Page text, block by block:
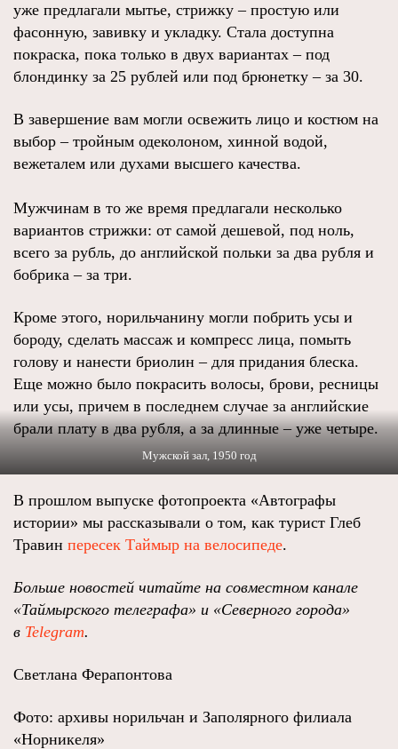
уже предлагали мытье, стрижку – простую или
фасонную, завивку и укладку. Стала доступна
покраска, пока только в двух вариантах – под
блондинку за 25 рублей или под брюнетку – за 30.
В завершение вам могли освежить лицо и костюм на
выбор – тройным одеколоном, хинной водой,
вежеталем или духами высшего качества.
Мужчинам в то же время предлагали несколько
вариантов стрижки: от самой дешевой, под ноль,
всего за рубль, до английской польки за два рубля и
бобрика – за три.
Кроме этого, норильчанину могли побрить усы и
бороду, сделать массаж и компресс лица, помыть
голову и нанести бриолин – для придания блеска.
Еще можно было покрасить волосы, брови, ресницы
или усы, причем в последнем случае за английские
брали плату в два рубля, а за длинные – уже четыре.
Мужской зал, 1950 год
В прошлом выпуске фотопроекта «Автографы
истории» мы рассказывали о том, как турист Глеб
Травин пересек Таймыр на велосипеде.
Больше новостей читайте на совместном канале
«Таймырского телеграфа» и «Северного города»
в Telegram.
Светлана Ферапонтова
Фото: архивы норильчан и Заполярного филиала
«Норникеля»